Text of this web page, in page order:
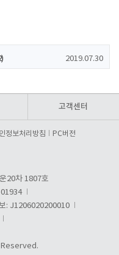
2019.07.30
고객센터
정보처리방침 PC버전
20차 1807호
: J1206020200010